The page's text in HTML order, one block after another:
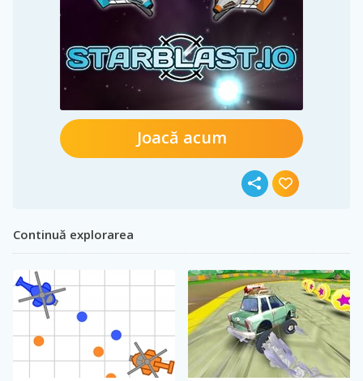
Joacă acum
Continuă explorarea